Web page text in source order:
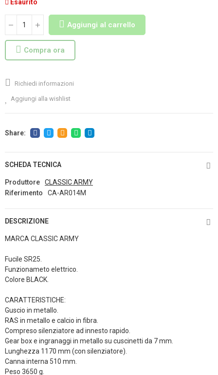
Esaurito
Aggiungi al carrello
Compra ora
Richiedi informazioni
Aggiungi alla wishlist
SCHEDA TECNICA
Produttore
CLASSIC ARMY
Riferimento
CA-AR014M
DESCRIZIONE
MARCA CLASSIC ARMY
Fucile SR25.
Funzionameto elettrico.
Colore BLACK.
CARATTERISTICHE:
Guscio in metallo.
RAS in metallo e calcio in fibra.
Compreso silenziatore ad innesto rapido.
Gear box e ingranaggi in metallo su cuscinetti da 7 mm.
Lunghezza 1170 mm (con silenziatore).
Canna interna 510 mm.
Peso 3650 g.